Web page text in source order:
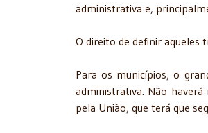
administrativa e,
O direito de definir aqueles
Para os municípios, o
administrativa. Não
pela União, que terá que